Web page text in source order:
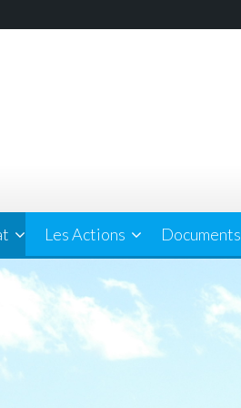
Les Actions Documents